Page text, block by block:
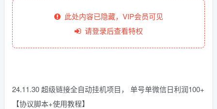
此处内容已隐藏，VIP会员可见
请登录后查看特权
24.11.30 超级链接全自动挂机项目， 单号单微信日利润100+
【协议脚本+使用教程】